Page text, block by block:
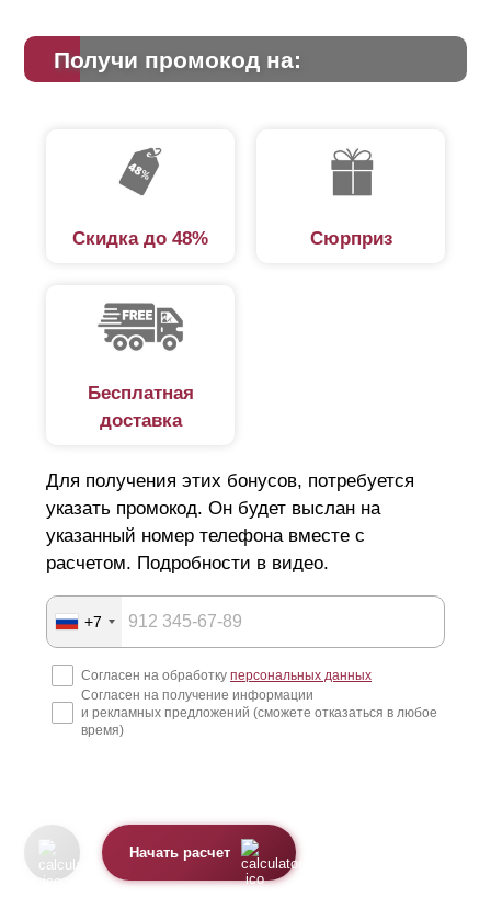
Получи промокод на:
Скидка до 48% Сюрприз
Бесплатная
доставка
Для получения этих бонусов, потребуется
указать промокод. Он будет выслан на
указанный номер телефона вместе с
расчетом. Подробности в видео.
+7
Согласен на обработку персональных данных
Согласен на получение информации
и рекламных предложений (сможете отказаться в любое
время)
Начать расчет